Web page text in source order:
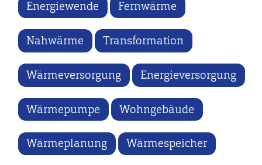
Energiewende Fernwärme
Nahwärme Transformation
Wärmeversorgung Energieversorgung
Wärmepumpe Wohngebäude
Wärmeplanung Wärmespeicher